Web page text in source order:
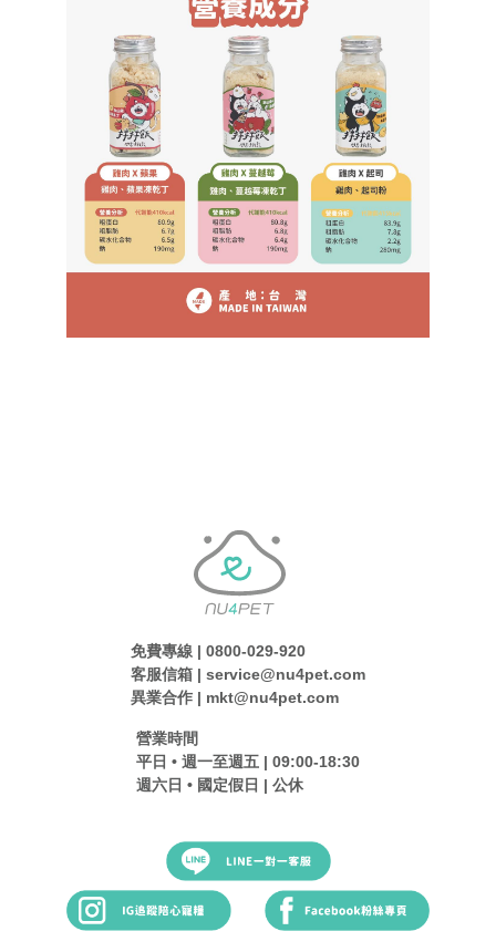
免費專線 | 0800-029-920
客服信箱 | service@nu4pet.com
異業合作 | mkt@nu4pet.com
營業時間
平日 • 週一至週五 | 09:00-18:30
週六日 • 國定假日 | 公休